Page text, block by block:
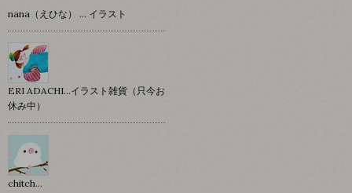
nana（えひな） … イラスト
ERI ADACHI...イラスト雑貨（只今お
休み中）
chitch…